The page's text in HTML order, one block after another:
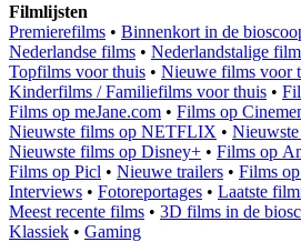
Filmlijsten
Premierefilms • Binnenkort in de
Nederlandse films • Nederlandstalige
Topfilms voor thuis • Nieuwe films voor
Kinderfilms / Familiefilms voor thuis •
Films op meJane.com • Films op
Nieuwste films op NETFLIX •
Nieuwste films op Disney+ • Films op
Films op Picl • Nieuwe trailers • Films
Interviews • Fotoreportages • Laatste
Meest recente films • 3D films in de
Klassiek • Gaming